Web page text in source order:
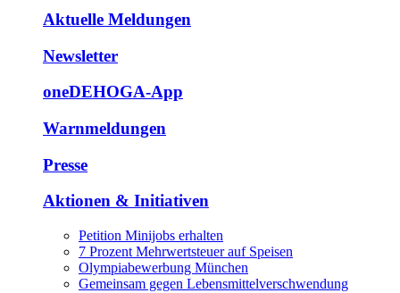
Aktuelle Meldungen
Newsletter
oneDEHOGA-App
Warnmeldungen
Presse
Aktionen & Initiativen
Petition Minijobs erhalten
7 Prozent Mehrwertsteuer auf Speisen
Olympiabewerbung München
Gemeinsam gegen Lebensmittelverschwendung